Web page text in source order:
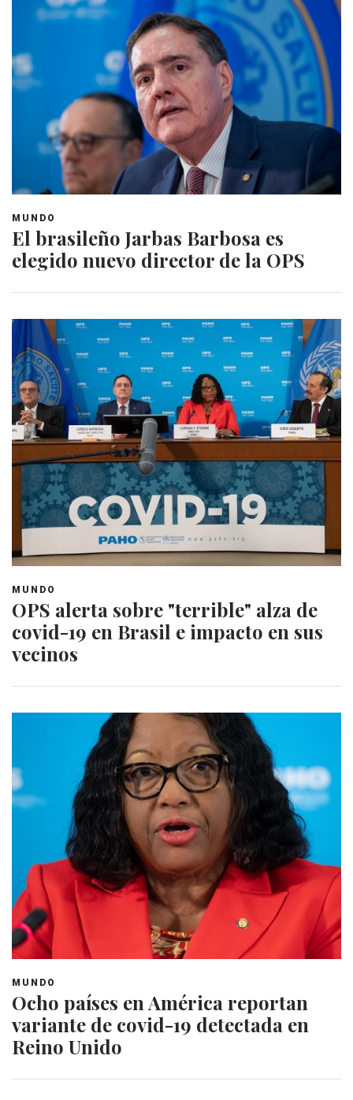
MUNDO
El brasileño Jarbas Barbosa es
elegido nuevo director de la OPS
MUNDO
OPS alerta sobre "terrible" alza de
covid-19 en Brasil e impacto en sus
vecinos
MUNDO
Ocho países en América reportan
variante de covid-19 detectada en
Reino Unido